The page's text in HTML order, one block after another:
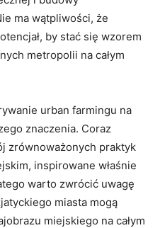
ma wątpliwości, ‍że
by stać się ​wzorem
metropolii na⁢ całym⁢
urban farmingu na
znaczenia. ⁢Coraz
zrównoważonych praktyk
inspirowane właśnie
warto zwrócić uwagę
miasta mogą
miejskiego na całym⁤